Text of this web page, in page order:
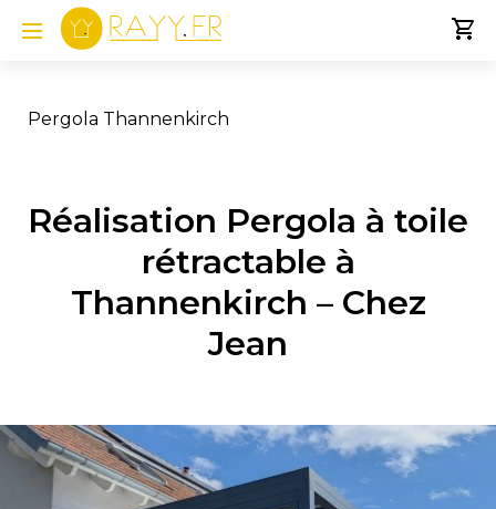
Pergola Thannenkirch
Réalisation Pergola à toile
rétractable à
Thannenkirch – Chez
Jean